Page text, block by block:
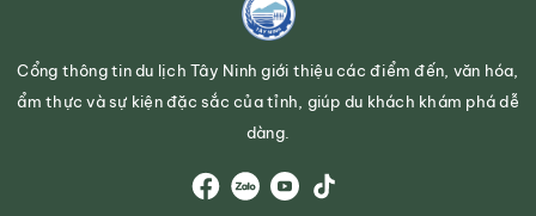
DU LỊCH LONG AN CÙNG NHỮNG
ĐIỂM ĐẾN NỔI BẬT
ĐỘC ĐÁO NGÔI NHÀ CỔ TRĂM CỘT
TẠI CẦN ĐƯỚC - LONG AN
Cổng thông tin du lịch Tây Ninh giới thiệu các điểm đến, văn hóa,
ẩm thực và sự kiện đặc sắc của tỉnh, giúp du khách khám phá dễ
dàng.